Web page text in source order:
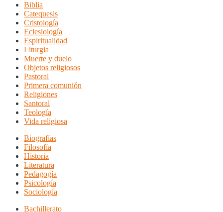
Biblia
Catequesis
Cristología
Eclesiología
Espiritualidad
Liturgia
Muerte y duelo
Objetos religiosos
Pastoral
Primera comunión
Religiones
Santoral
Teología
Vida religiosa
Biografías
Filosofía
Historia
Literatura
Pedagogía
Psicología
Sociología
Bachillerato